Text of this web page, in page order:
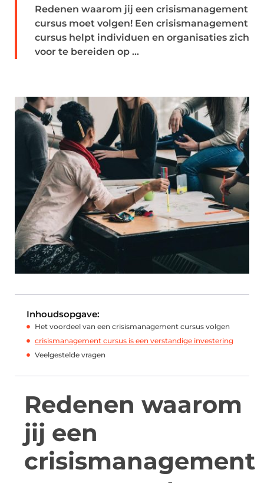
Redenen waarom jij een crisismanagement
cursus moet volgen! Een crisismanagement
cursus helpt individuen en organisaties zich
voor te bereiden op ...
Inhoudsopgave:
Het voordeel van een crisismanagement cursus volgen
crisismanagement cursus is een verstandige investering
Veelgestelde vragen
Redenen waarom
jij een
crisismanagement